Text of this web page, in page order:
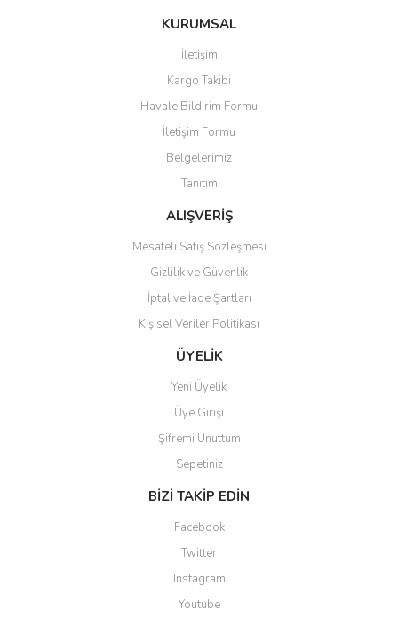
KURUMSAL
İletişim
Kargo Takibi
Havale Bildirim Formu
İletişim Formu
Belgelerimiz
Tanıtım
ALIŞVERİŞ
Mesafeli Satış Sözleşmesi
Gizlilik ve Güvenlik
İptal ve İade Şartları
Kişisel Veriler Politikası
ÜYELİK
Yeni Üyelik
Üye Girişi
Şifremi Unuttum
Sepetiniz
BİZİ TAKİP EDİN
Facebook
Twitter
Instagram
Youtube